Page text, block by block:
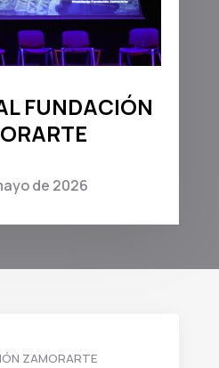
FUNDACIÓN
de 2026
ZAMORARTE